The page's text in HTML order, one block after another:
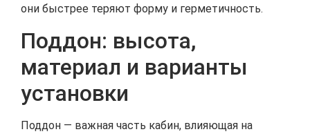
они быстрее теряют форму и герметичность.
Поддон: высота,
материал и варианты
установки
Поддон — важная часть кабин, влияющая на